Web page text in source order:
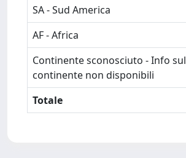
SA - Sud America
AF - Africa
Continente sconosciuto - Info sul
continente non disponibili
Totale